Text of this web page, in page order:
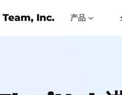
Inc. 产品